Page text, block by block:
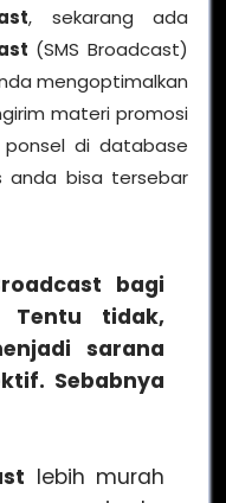
, sekarang ada
(SMS Broadcast)
mengoptimalkan
materi promosi
di database
anda bisa tersebar
bagi
Tentu tidak,
sarana
Sebabnya
lebih murah